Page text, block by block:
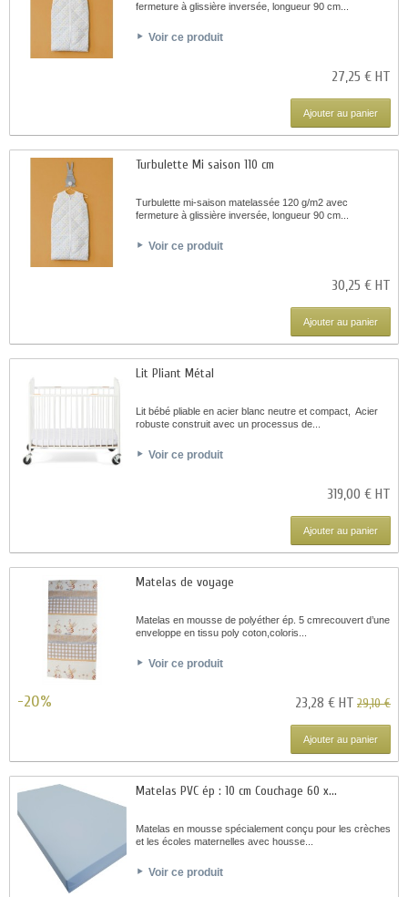
fermeture à glissière inversée, longueur 90 cm...
Voir ce produit
27,25 € HT
Ajouter au panier
Turbulette Mi saison 110 cm
Turbulette mi-saison matelassée 120 g/m2 avec
fermeture à glissière inversée, longueur 90 cm...
Voir ce produit
30,25 € HT
Ajouter au panier
Lit Pliant Métal
Lit bébé pliable en acier blanc neutre et compact, Acier
robuste construit avec un processus de...
Voir ce produit
319,00 € HT
Ajouter au panier
Matelas de voyage
Matelas en mousse de polyéther ép. 5 cmrecouvert d’une
enveloppe en tissu poly coton,coloris...
Voir ce produit
-20% 23,28 € HT 29,10 €
Ajouter au panier
Matelas PVC ép : 10 cm Couchage 60 x...
Matelas en mousse spécialement conçu pour les crèches
et les écoles maternelles avec housse...
Voir ce produit